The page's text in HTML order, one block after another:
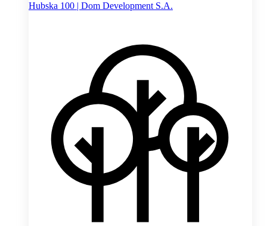
Hubska 100 | Dom Development S.A.